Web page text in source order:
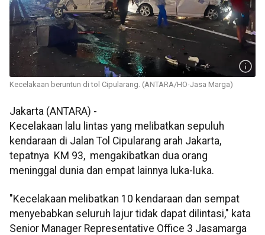
Kecelakaan beruntun di tol Cipularang. (ANTARA/HO-Jasa Marga)
Jakarta (ANTARA) -
Kecelakaan lalu lintas yang melibatkan sepuluh
kendaraan di Jalan Tol Cipularang arah Jakarta,
tepatnya KM 93, mengakibatkan dua orang
meninggal dunia dan empat lainnya luka-luka.
"Kecelakaan melibatkan 10 kendaraan dan sempat
menyebabkan seluruh lajur tidak dapat dilintasi," kata
Senior Manager Representative Office 3 Jasamarga